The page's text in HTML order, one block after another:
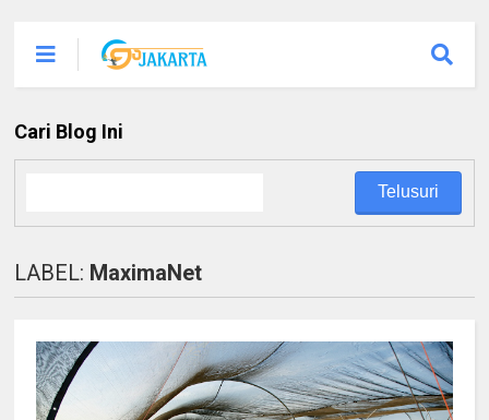
Cari Blog Ini
LABEL: MaximaNet